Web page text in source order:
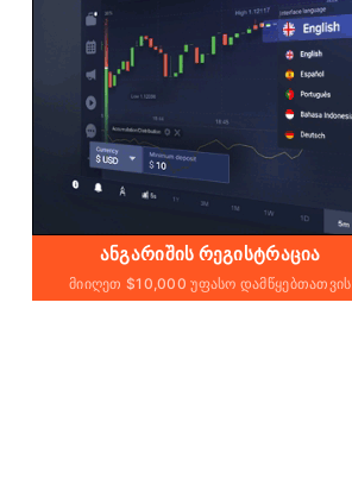
ᲐᲜᲒᲐᲠᲘᲨᲘᲡ ᲠᲔᲒᲘᲡᲢᲠᲐᲪᲘᲐ
Მიიღეთ $10,000 Უფასო Დამწყებთათვის